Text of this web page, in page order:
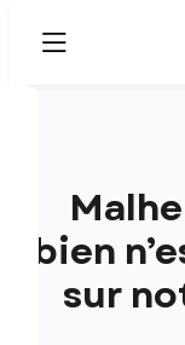
bien
sur